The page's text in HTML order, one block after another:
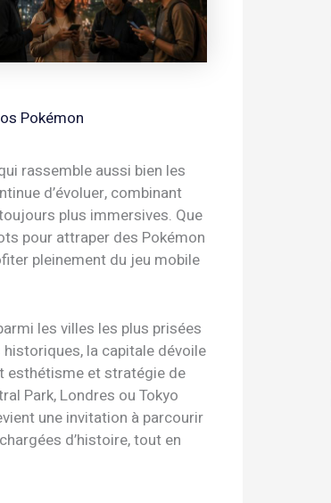
Pokémon
rassemble aussi bien les
d’évoluer, combinant
plus immersives. Que
pour attraper des Pokémon
pleinement du jeu mobile
les villes les plus prisées
la capitale dévoile
esthétisme et stratégie de
Park, Londres ou Tokyo
une invitation à parcourir
d’histoire, tout en